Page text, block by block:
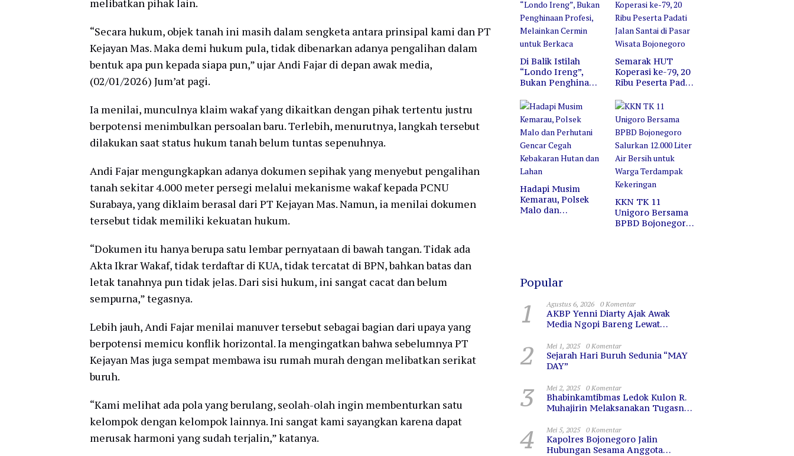
melibatkan pihak lain.
“Secara hukum, objek tanah ini masih dalam sengketa antara prinsipal kami dan PT
Kejayan Mas. Maka demi hukum pula, tidak dibenarkan adanya pengalihan dalam
bentuk apa pun kepada siapa pun,” ujar Andi Fajar di depan awak media,
(02/01/2026) Jum’at pagi.
Ia menilai, munculnya klaim wakaf yang dikaitkan dengan pihak tertentu justru
berpotensi menimbulkan persoalan baru. Terlebih, menurutnya, langkah tersebut
dilakukan saat status hukum tanah belum tuntas sepenuhnya.
Andi Fajar mengungkapkan adanya dokumen sepihak yang menyebut pengalihan
tanah sekitar 4.000 meter persegi melalui mekanisme wakaf kepada PCNU
Surabaya, yang diklaim berasal dari PT Kejayan Mas. Namun, ia menilai dokumen
tersebut tidak memiliki kekuatan hukum.
“Dokumen itu hanya berupa satu lembar pernyataan di bawah tangan. Tidak ada
Akta Ikrar Wakaf, tidak terdaftar di KUA, tidak tercatat di BPN, bahkan batas dan
letak tanahnya pun tidak jelas. Dari sisi hukum, ini sangat cacat dan belum
sempurna,” tegasnya.
Lebih jauh, Andi Fajar menilai manuver tersebut sebagai bagian dari upaya yang
berpotensi memicu konflik horizontal. Ia mengingatkan bahwa sebelumnya PT
Kejayan Mas juga sempat membawa isu rumah murah dengan melibatkan serikat
buruh.
“Kami melihat ada pola yang berulang, seolah-olah ingin membenturkan satu
kelompok dengan kelompok lainnya. Ini sangat kami sayangkan karena dapat
merusak harmoni yang sudah terjalin,” katanya.
Di Balik Istilah
“Londo Ireng”,
Bukan Penghinaan
Cermin untuk
Berkaca
Semarak HUT
Koperasi ke-79, 20
Ribu Peserta Padati
Pasar Wisata
Bojonegoro
Hadapi Musim
Kemarau, Polsek
Malo dan
KKN TK 11
Unigoro Bersama
BPBD Bojonegoro
Popular
1 Agustus 6, 2026 0 Komentar
AKBP Yenni Diarty Ajak Awak
Media Ngopi Bareng Lewat
Sinergi
2 Mei 1, 2025 0 Komentar
Sejarah Hari Buruh Sedunia “MAY
DAY”
3 Mei 2, 2025 0 Komentar
Bhabinkamtibmas Ledok Kulon R.
Muhajirin Melaksanakan Tugasnya
4 Mei 5, 2025 0 Komentar
Kapolres Bojonegoro Jalin
Hubungan Sesama Anggota